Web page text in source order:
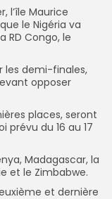
l’île Maurice
le Nigéria va
RD Congo, le
les demi-finales,
opposer
places, seront
du 16 au 17
Madagascar, la
et le Zimbabwe.
et dernière